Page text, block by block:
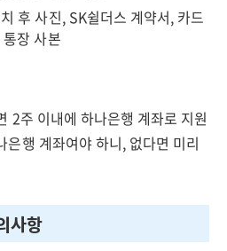
후 사진, SK쉴더스 계약서, 카드
장 사본
2주 이내에 하나은행 계좌로 지원
은행 계좌여야 하니, 없다면 미리
사항